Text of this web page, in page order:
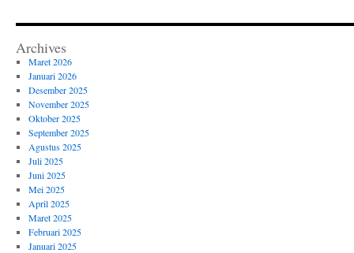
Archives
Maret 2026
Januari 2026
Desember 2025
November 2025
Oktober 2025
September 2025
Agustus 2025
Juli 2025
Juni 2025
Mei 2025
April 2025
Maret 2025
Februari 2025
Januari 2025